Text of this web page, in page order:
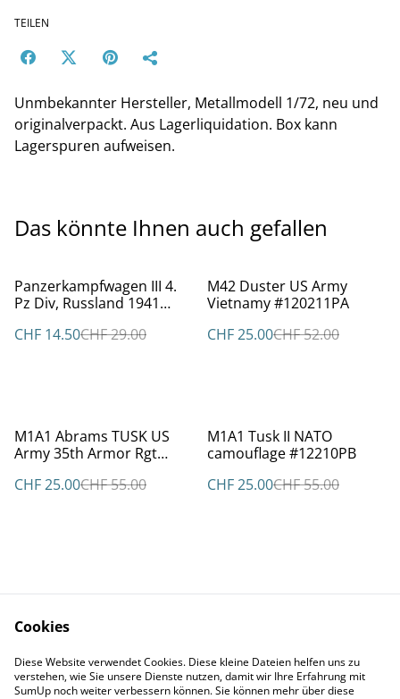
TEILEN
Unmbekannter Hersteller, Metallmodell 1/72, neu und
originalverpackt. Aus Lagerliquidation. Box kann
Lagerspuren aufweisen.
Das könnte Ihnen auch gefallen
%
Panzerkampfwagen III 4.
Pz Div, Russland 1941
CHF 14.50CHF 29.00
%
M42 Duster US Army
Vietnamy #120211PA
CHF 25.00CHF 52.00
%
M1A1 Abrams TUSK US
Army 35th Armor Rgt
CHF 25.00CHF 55.00
%
M1A1 Tusk II NATO
camouflage #12210PB
CHF 25.00CHF 55.00
Datenschutz
Cookie Policy
Impressum
Cookies
Diese Website verwendet Cookies. Diese kleine Dateien helfen uns zu
verstehen, wie Sie unsere Dienste nutzen, damit wir Ihre Erfahrung mit
SumUp noch weiter verbessern können. Sie können mehr über diese